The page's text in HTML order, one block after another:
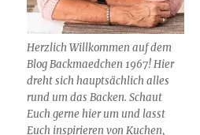
Herzlich Willkommen auf dem
Blog Backmaedchen 1967! Hier
dreht sich hauptsächlich alles
rund um das Backen. Schaut
Euch gerne hier um und lasst
Euch inspirieren von Kuchen,